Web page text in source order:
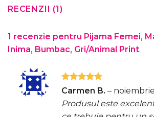
RECENZII (1)
1 recenzie pentru Pijama Femei,
Inima, Bumbac, Gri/Animal Print
Evaluat la
Carmen B. –
Produsul este